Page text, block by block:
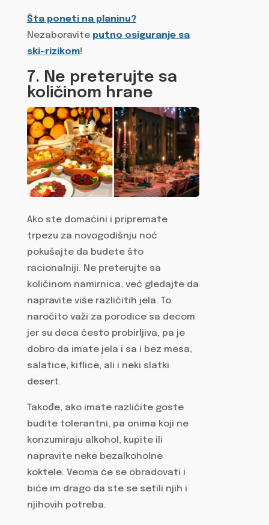
Šta poneti na planinu?
Nezaboravite putno osiguranje sa
ski-rizikom!
7. Ne preterujte sa
količinom hrane
Ako ste domaćini i pripremate
trpezu za novogodišnju noć
pokušajte da budete što
racionalniji. Ne preterujte sa
količinom namirnica, već gledajte da
napravite više različitih jela. To
naročito važi za porodice sa decom
jer su deca često probirljiva, pa je
dobro da imate jela i sa i bez mesa,
salatice, kiflice, ali i neki slatki
desert.
Takođe, ako imate različite goste
budite tolerantni, pa onima koji ne
konzumiraju alkohol, kupite ili
napravite neke bezalkoholne
koktele. Veoma će se obradovati i
biće im drago da ste se setili njih i
njihovih potreba.